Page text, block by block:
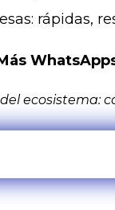
rápidas,
ecosistema: